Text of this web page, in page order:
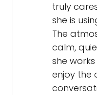
truly
she is
The
calm,
she
enjoy the